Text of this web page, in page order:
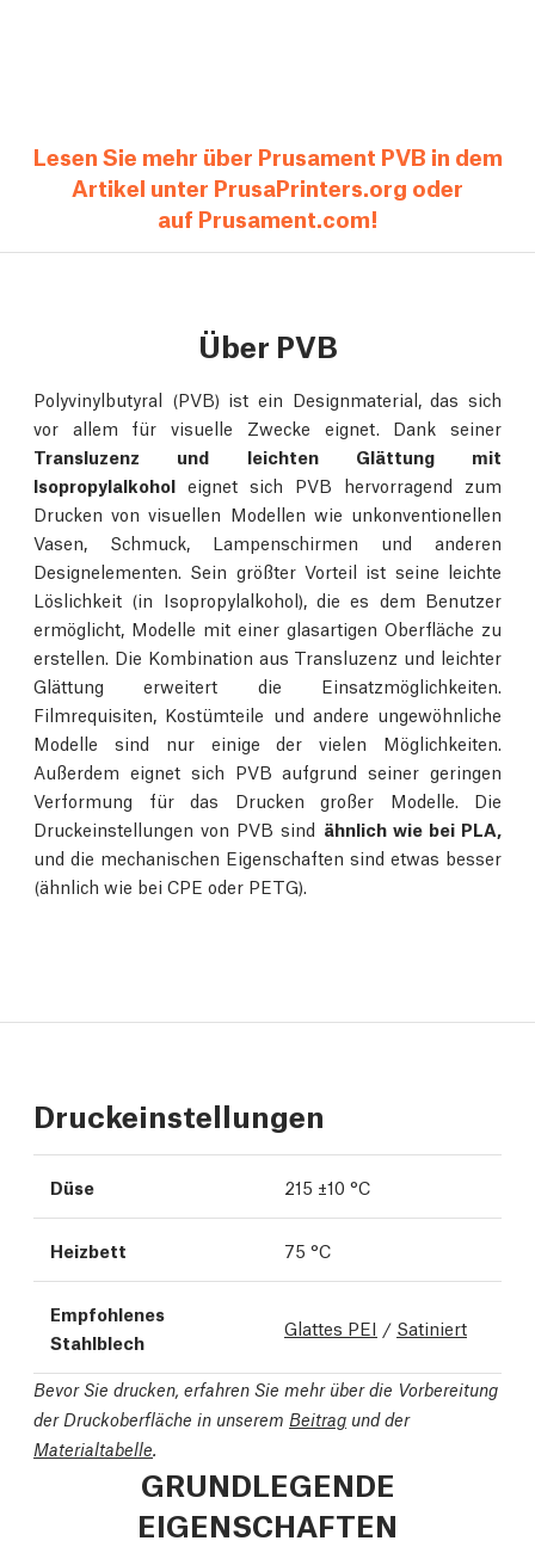
Lesen Sie mehr über Prusament PVB in dem
Artikel unter PrusaPrinters.org oder
auf Prusament.com!
Über PVB
Polyvinylbutyral (PVB) ist ein Designmaterial, das sich
vor allem für visuelle Zwecke eignet. Dank seiner
Transluzenz und leichten Glättung mit
Isopropylalkohol eignet sich PVB hervorragend zum
Drucken von visuellen Modellen wie unkonventionellen
Vasen, Schmuck, Lampenschirmen und anderen
Designelementen. Sein größter Vorteil ist seine leichte
Löslichkeit (in Isopropylalkohol), die es dem Benutzer
ermöglicht, Modelle mit einer glasartigen Oberfläche zu
erstellen. Die Kombination aus Transluzenz und leichter
Glättung erweitert die Einsatzmöglichkeiten.
Filmrequisiten, Kostümteile und andere ungewöhnliche
Modelle sind nur einige der vielen Möglichkeiten.
Außerdem eignet sich PVB aufgrund seiner geringen
Verformung für das Drucken großer Modelle. Die
Druckeinstellungen von PVB sind ähnlich wie bei PLA,
und die mechanischen Eigenschaften sind etwas besser
(ähnlich wie bei CPE oder PETG).
Druckeinstellungen
Düse 215 ±10 °C
Heizbett 75 °C
Empfohlenes
Stahlblech
Glattes PEI / Satiniert
Bevor Sie drucken, erfahren Sie mehr über die Vorbereitung
der Druckoberfläche in unserem Beitrag und der
Materialtabelle.
GRUNDLEGENDE
EIGENSCHAFTEN